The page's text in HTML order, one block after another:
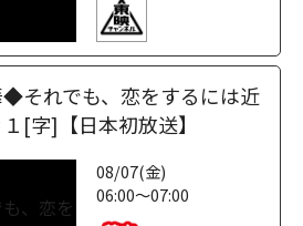
◆それでも、恋をするには近
[字]【日本初放送】
08/07(金)
06:00～07:00